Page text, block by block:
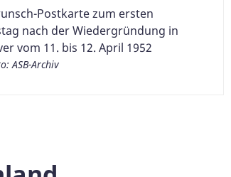
Postkarte zum ersten
nach der Wiedergründung in
vom 11. bis 12. April 1952
ASB-Archiv